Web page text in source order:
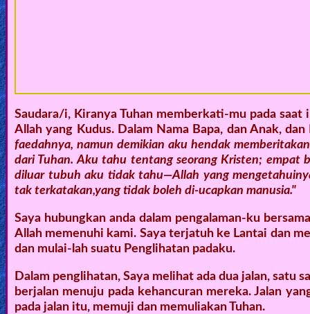
Gospel
Videos
🎞
Godly
Movies
🎞
CBN
Videos
Saudara/i, Kiranya Tuhan memberkati-mu pada
Allah yang Kudus. Dalam Nama Bapa, dan Anak,
faedahnya, namun demikian aku hendak
dari Tuhan. Aku tahu tentang seorang Kristen;
diluar tubuh aku tidak tahu—Allah yang
tak terkatakan,yang tidak boleh di-ucapkan manusia."
Saya hubungkan anda dalam pengalaman-ku
Allah memenuhi kami. Saya terjatuh ke Lantai dan
dan mulai-lah suatu Penglihatan padaku.
Dalam penglihatan, Saya melihat ada dua jalan, satu
berjalan menuju pada kehancuran mereka. Jalan
pada jalan itu, memuji dan memuliakan Tuhan.